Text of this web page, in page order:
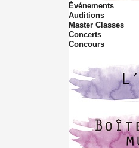
i
t
e
Événements
Auditions
Master Classes
Concerts
Concours